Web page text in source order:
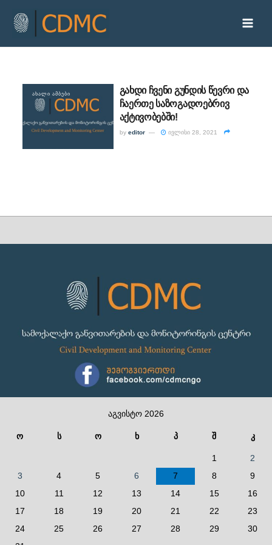
ᲐᲮᲐᲚᲘ ᲐᲛᲑᲔᲑᲘ
გახდი ჩვენი გუნდის წევრი და
ჩაერთე საზოგადოებრივ
აქტივობებში!
by editor ივლისი 28, 2021
აგვისტო 2026
ო ს ო ხ პ შ კ
1
2
3
4 5 6 7 8
9
10
11 12 13 14 15
16
17
18 19 20 21 22
23
24
25 26 27 28 29
30